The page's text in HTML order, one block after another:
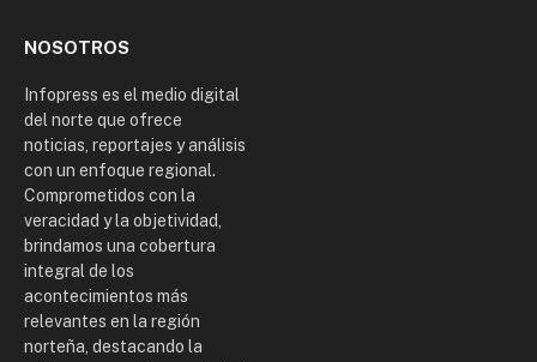
NOSOTROS
Infopress es el medio digital
del norte que ofrece
noticias, reportajes y análisis
con un enfoque regional.
Comprometidos con la
veracidad y la objetividad,
brindamos una cobertura
integral de los
acontecimientos más
relevantes en la región
norteña, destacando la